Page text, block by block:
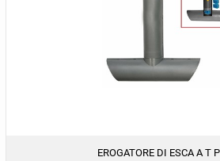
EROGATORE DI ESCA A T